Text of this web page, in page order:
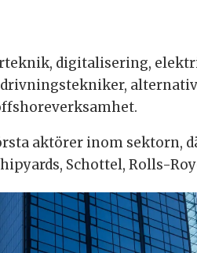
digitalisering,
aktörer inom sektorn,
Schottel, Rolls-